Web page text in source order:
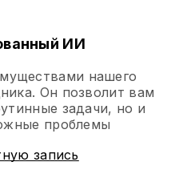
ИИ
нашего
Он позволит вам
задачи, но и
проблемы
запись